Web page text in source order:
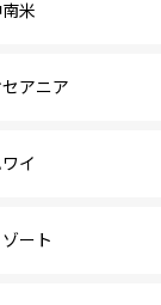
米
アニア
イ
ート